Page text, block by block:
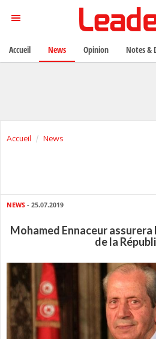
Accueil News
NEWS - 25.07.2019
Mohamed Ennaceur
de la
Accueil News Opinion Notes &